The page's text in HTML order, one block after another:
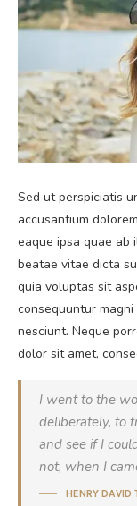
Sed ut perspiciatis
accusantium
eaque ipsa quae ab
beatae vitae dicta
quia voluptas sit
consequuntur
nesciunt. Neque
dolor sit amet,
I went to the
deliberately, to
and see if I
not, when I
HENRY DAVID